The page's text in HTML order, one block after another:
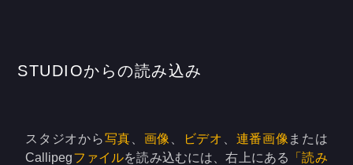
STUDIOからの読み込み
スタジオから写真 画像 ビデオ 連番画像 または
Callipegファイルを読み込むには、右上にある
「読み